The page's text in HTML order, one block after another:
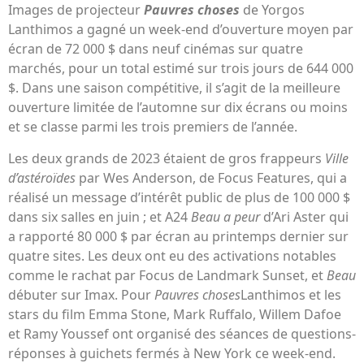
Images de projecteurPauvres choses de Yorgos
Lanthimos a gagné un week-end d’ouverture moyen par
écran de 72 000 $ dans neuf cinémas sur quatre
marchés, pour un total estimé sur trois jours de 644 000
$. Dans une saison compétitive, il s’agit de la meilleure
ouverture limitée de l’automne sur dix écrans ou moins
et se classe parmi les trois premiers de l’année.
Les deux grands de 2023 étaient de gros frappeurs Ville
d’astéroïdes par Wes Anderson, de Focus Features, qui a
réalisé un message d’intérêt public de plus de 100 000 $
dans six salles en juin ; et A24Beau a peurd’Ari Aster qui
a rapporté 80 000 $ par écran au printemps dernier sur
quatre sites. Les deux ont eu des activations notables
comme le rachat par Focus de Landmark Sunset, etBeau
débuter sur Imax. PourPauvres chosesLanthimos et les
stars du film Emma Stone, Mark Ruffalo, Willem Dafoe
et Ramy Youssef ont organisé des séances de questions-
réponses à guichets fermés à New York ce week-end.